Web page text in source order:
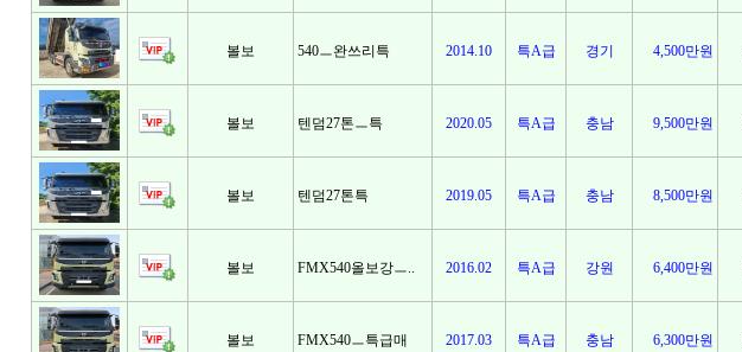
볼보 540ㅡ완쓰리특 2014.10 특A급 경기 4,500만원
볼보 텐덤27톤ㅡ특 2020.05 특A급 충남 9,500만원
볼보 텐덤27톤특 2019.05 특A급 충남 8,500만원
볼보 FMX540올보강ㅡ.. 2016.02 특A급 강원 6,400만원
볼보 FMX540ㅡ특급매 2017.03 특A급 충남 6,300만원